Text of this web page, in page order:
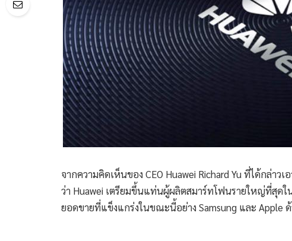
จากความคิดเห็นของ CEO Huawei Richard Yu ที่ได้กล่าว
ว่า Huawei เตรียมขึ้นแท่นผู้ผลิตสมาร์ทโฟนรายใหญ่ที่สุด
ยอดขายที่แข็งแกร่งในขณะนี้อย่าง Samsung และ Apple ด้